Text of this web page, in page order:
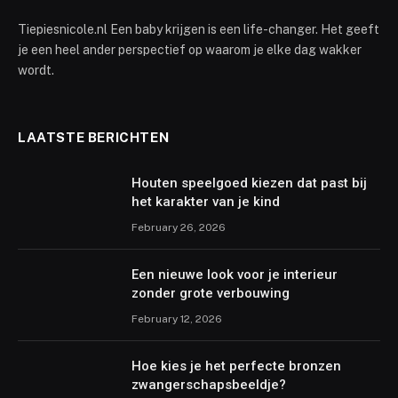
Tiepiesnicole.nl Een baby krijgen is een life-changer. Het geeft
je een heel ander perspectief op waarom je elke dag wakker
wordt.
LAATSTE BERICHTEN
Houten speelgoed kiezen dat past bij
het karakter van je kind
February 26, 2026
Een nieuwe look voor je interieur
zonder grote verbouwing
February 12, 2026
Hoe kies je het perfecte bronzen
zwangerschapsbeeldje?